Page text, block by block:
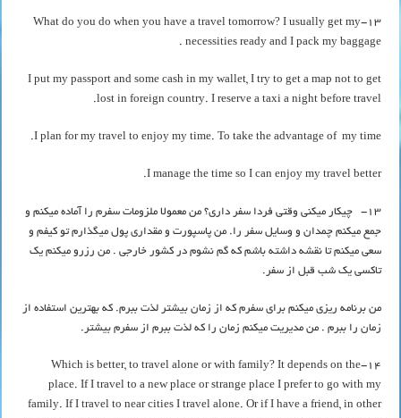
13-What do you do when you have a travel tomorrow? I usually get my
necessities ready and I pack my baggage .
I put my passport and some cash in my wallet, I try to get a map not to get
lost in foreign country. I reserve a taxi a night before travel.
I plan for my travel to enjoy my time. To take the advantage of my time.
I manage the time so I can enjoy my travel better.
13- چیکار میکنی وقتی فردا سفر داری؟ من معمولا ملزومات سفرم را آماده میکنم و
جمع میکنم چمدان و وسایل سفر را. من پاسپورت و مقداری پول میگذارم تو کیفم و
سعی میکنم تا نقشه داشته باشم که گم نشوم در کشور خارجی . من رزرو میکنم یک
تاکسی یک شب قبل از سفر.
من برنامه ریزی میکنم برای سفرم که از زمان بیشتر لذت ببرم. که بهترین استفاده از
زمان را ببرم . من مدیریت میکنم زمان را که لذت ببرم از سفرم بیشتر.
14-Which is better, to travel alone or with family? It depends on the
place. If I travel to a new place or strange place I prefer to go with my
family. If I travel to near cities I travel alone. Or if I have a friend, in other